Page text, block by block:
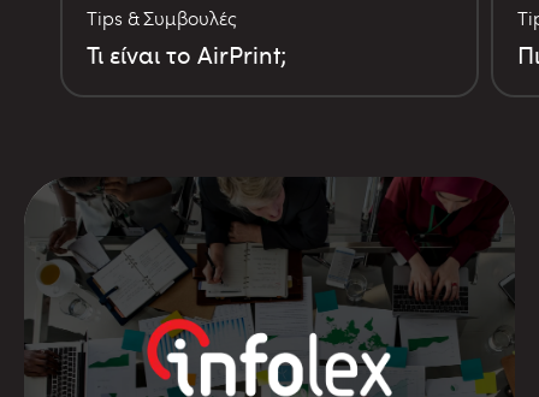
Tips & Συμβουλές
Τι είναι το AirPrint;